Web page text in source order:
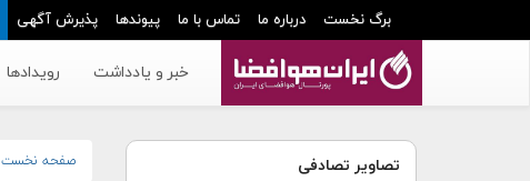
برگ نخست درباره ما تماس با ما پیوندها پذیرش آگهی
خبر و یادداشت رویدادها
تصاویر تصادفی صفحه نخست